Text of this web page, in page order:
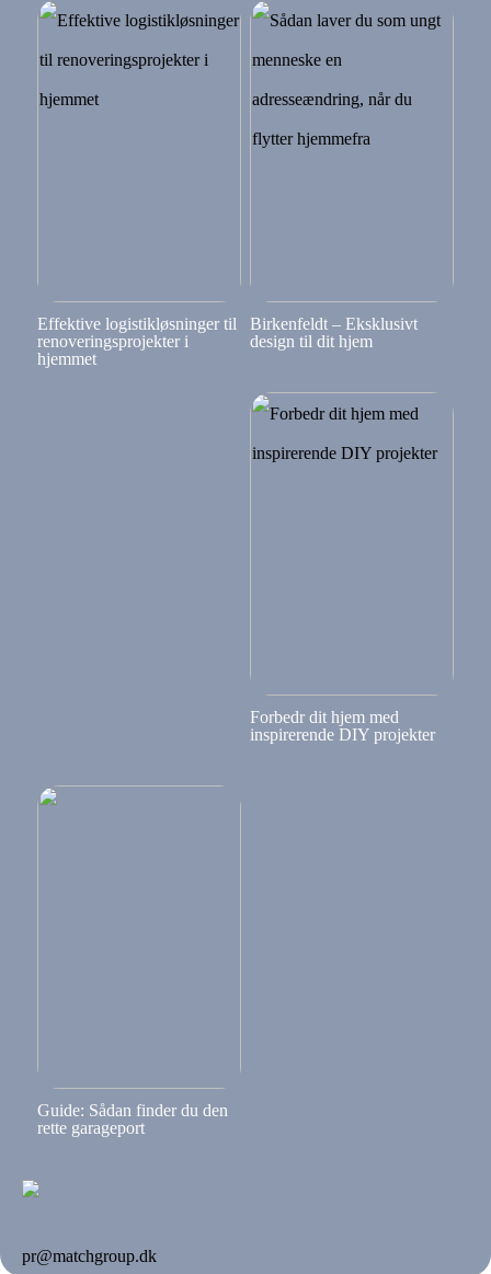
Effektive logistikløsninger til
renoveringsprojekter i
hjemmet
Birkenfeldt – Eksklusivt
design til dit hjem
Forbedr dit hjem med
inspirerende DIY projekter
Guide: Sådan finder du den
rette garageport
pr@matchgroup.dk